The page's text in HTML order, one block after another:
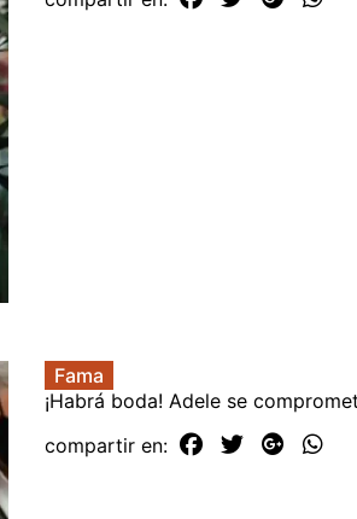
Fama
¡Habrá boda! Adele se
compartir en: